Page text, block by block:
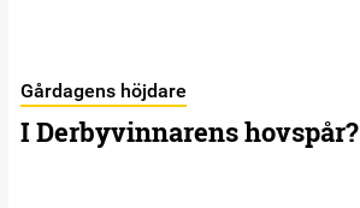
Gårdagens höjdare
I Derbyvinnarens hovspår?